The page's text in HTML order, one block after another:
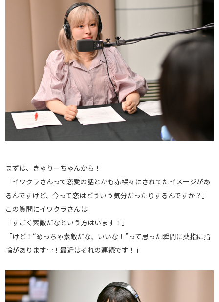
まずは、きゃりーちゃんから！
「イワクラさんって恋愛の話とかも赤裸々にされてたイメージがあ
るんですけど、今って恋はどういう気分だったりするんですか？」
この質問にイワクラさんは
「すごく素敵だなという方はいます！」
「けど！“めっちゃ素敵だな、いいな！”って思った瞬間に薬指に指
輪があります…！最近はそれの連続です！」